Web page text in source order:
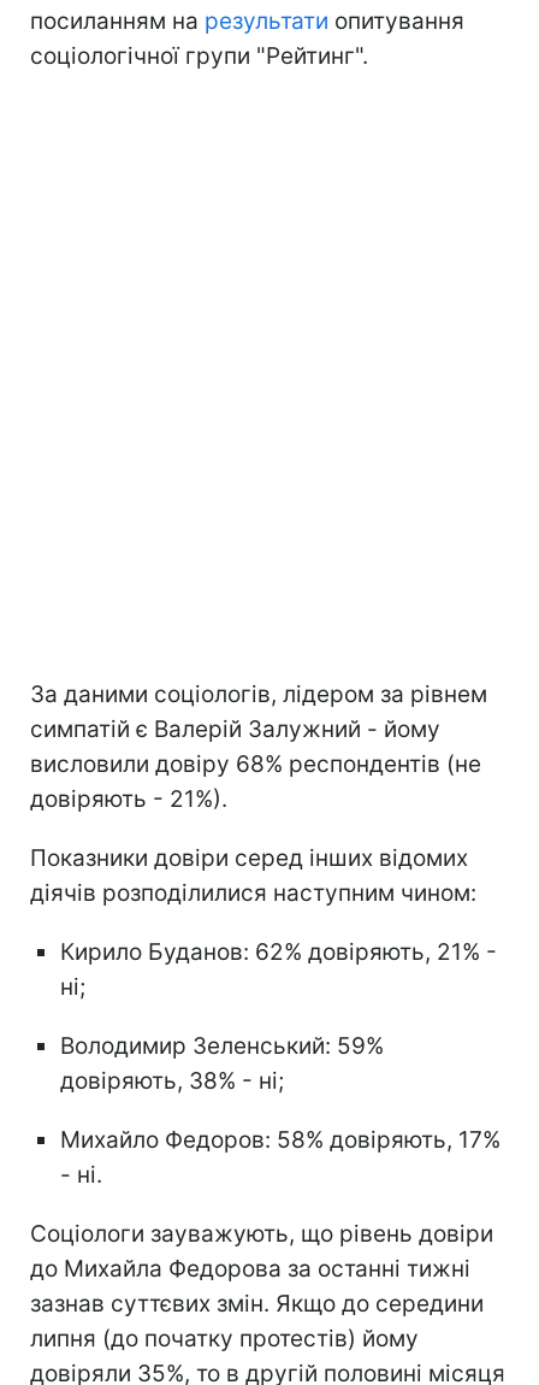
посиланням на результати опитування
соціологічної групи "Рейтинг".
За даними соціологів, лідером за рівнем
симпатій є Валерій Залужний - йому
висловили довіру 68% респондентів (не
довіряють - 21%).
Показники довіри серед інших відомих
діячів розподілилися наступним чином:
Кирило Буданов: 62% довіряють, 21% -
ні;
Володимир Зеленський: 59%
довіряють, 38% - ні;
Михайло Федоров: 58% довіряють, 17%
- ні.
Соціологи зауважують, що рівень довіри
до Михайла Федорова за останні тижні
зазнав суттєвих змін. Якщо до середини
липня (до початку протестів) йому
довіряли 35%, то в другій половині місяця